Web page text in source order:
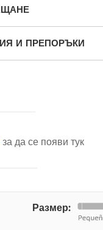
И ПРЕПОРЪКИ
за да се появи тук
Размер: